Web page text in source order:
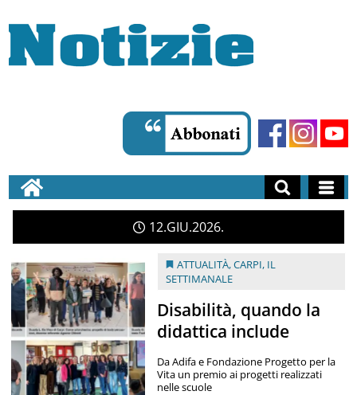
12 GIU 2026
ATTUALITÀ,CARPI, IL
SETTIMANALE
Disabilità, quando la
didattica include
Da Adifa e Fondazione Progetto per la
Vita un premio ai progetti realizzati
nelle scuole